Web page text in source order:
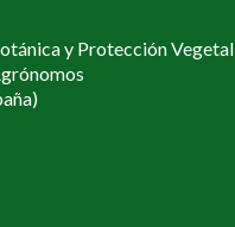
y Protección Vegetal